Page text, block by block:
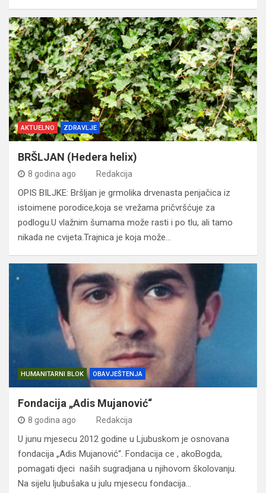
AKTUELNO ZDRAVLJE
BRŠLJAN (Hedera helix)
8 godina ago Redakcija
OPIS BILJKE: Bršljan je grmolika drvenasta penjačica iz
istoimene porodice,koja se vrežama pričvršćuje za
podlogu.U vlažnim šumama može rasti i po tlu, ali tamo
nikada ne cvijeta.Trajnica je koja može…
HUMANITARNI BLOK OBAVJEŠTENJA
Fondacija „Adis Mujanović“
8 godina ago Redakcija
U junu mjesecu 2012 godine u Ljubuskom je osnovana
fondacija „Adis Mujanović“. Fondacija ce , akoBogda,
pomagati djeci naših sugradjana u njihovom školovanju.
Na sijelu ljubušaka u julu mjesecu fondacija…